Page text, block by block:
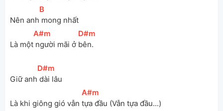
Nên anh
[B
mong nhất
Là một
[
A#m
người mãi ở
[D#m
bên.
Giữ anh
[D#m
dài lâu
Là khi giông gió vẫn
[
A#m
tựa đầu (Vẫn tựa đầu...)